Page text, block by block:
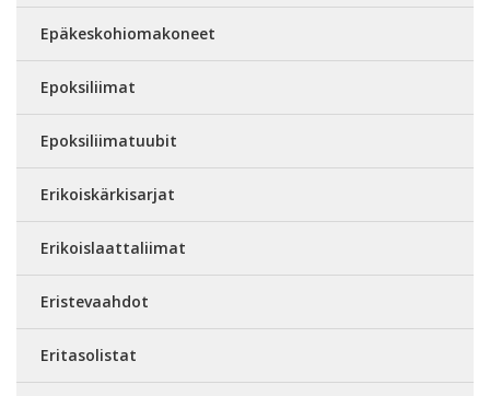
Epäkeskohiomakoneet
Epoksiliimat
Epoksiliimatuubit
Erikoiskärkisarjat
Erikoislaattaliimat
Eristevaahdot
Eritasolistat